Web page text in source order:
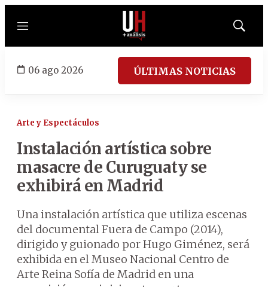
Menú
Mostrar
06 ago 2026 ÚLTIMAS NOTICIAS
Arte y Espectáculos
Instalación artística sobre
masacre de Curuguaty se
exhibirá en Madrid
Una instalación artística que utiliza escenas
del documental Fuera de Campo (2014),
dirigido y guionado por Hugo Giménez, será
exhibida en el Museo Nacional Centro de
Arte Reina Sofía de Madrid en una